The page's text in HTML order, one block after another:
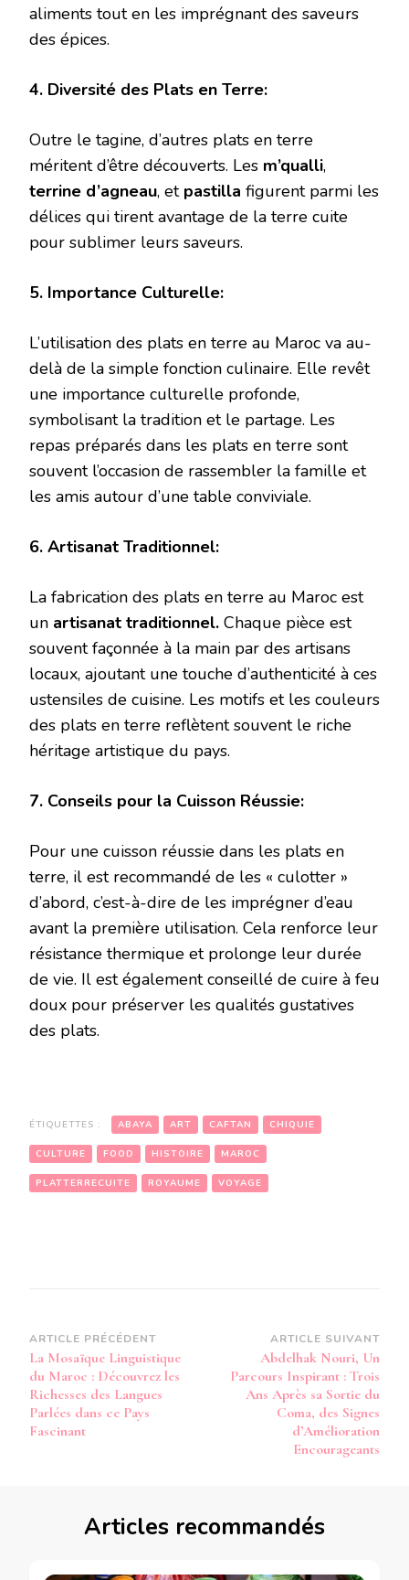
aliments tout en les imprégnant des saveurs
des épices.
4. Diversité des Plats en Terre:
Outre le tagine, d’autres plats en terre
méritent d’être découverts. Les m’qualli,
terrine d’agneau, et pastilla figurent parmi les
délices qui tirent avantage de la terre cuite
pour sublimer leurs saveurs.
5. Importance Culturelle:
L’utilisation des plats en terre au Maroc va au-
delà de la simple fonction culinaire. Elle revêt
une importance culturelle profonde,
symbolisant la tradition et le partage. Les
repas préparés dans les plats en terre sont
souvent l’occasion de rassembler la famille et
les amis autour d’une table conviviale.
6. Artisanat Traditionnel:
La fabrication des plats en terre au Maroc est
un artisanat traditionnel. Chaque pièce est
souvent façonnée à la main par des artisans
locaux, ajoutant une touche d’authenticité à ces
ustensiles de cuisine. Les motifs et les couleurs
des plats en terre reflètent souvent le riche
héritage artistique du pays.
7. Conseils pour la Cuisson Réussie:
Pour une cuisson réussie dans les plats en
terre, il est recommandé de les « culotter »
d’abord, c’est-à-dire de les imprégner d’eau
avant la première utilisation. Cela renforce leur
résistance thermique et prolonge leur durée
de vie. Il est également conseillé de cuire à feu
doux pour préserver les qualités gustatives
des plats.
ÉTIQUETTES : ABAYA ART CAFTAN CHIQUIE
CULTURE FOOD HISTOIRE MAROC
PLATTERRECUITE ROYAUME VOYAGE
Navigation
d’article
ARTICLE PRÉCÉDENT
La Mosaïque Linguistique
du Maroc : Découvrez les
Richesses des Langues
Parlées dans ce Pays
Fascinant
ARTICLE SUIVANT
Abdelhak Nouri, Un
Parcours Inspirant : Trois
Ans Après sa Sortie du
Coma, des Signes
d’Amélioration
Encourageants
Articles recommandés